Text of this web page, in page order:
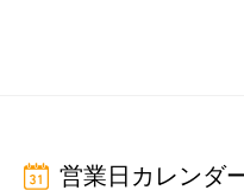
営業日カレンダ